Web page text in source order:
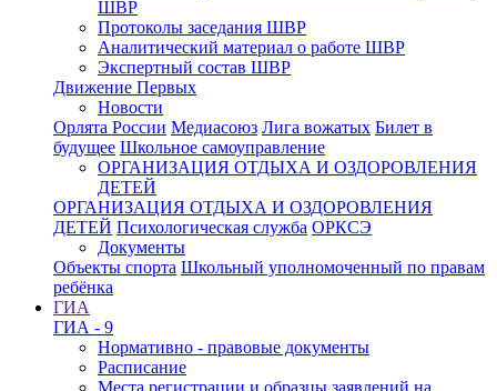
ШВР
Протоколы заседания ШВР
Аналитический материал о работе ШВР
Экспертный состав ШВР
Движение Первых
Новости
Орлята России Медиасоюз Лига вожатых Билет в
будущее Школьное самоуправление
ОРГАНИЗАЦИЯ ОТДЫХА И ОЗДОРОВЛЕНИЯ
ДЕТЕЙ
ОРГАНИЗАЦИЯ ОТДЫХА И ОЗДОРОВЛЕНИЯ
ДЕТЕЙ Психологическая служба ОРКСЭ
Документы
Объекты спорта Школьный уполномоченный по правам
ребёнка
ГИА
ГИА - 9
Нормативно - правовые документы
Расписание
Места регистрации и образцы заявлений на